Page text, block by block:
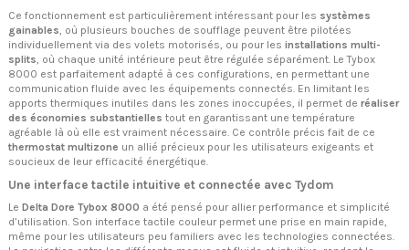
Ce fonctionnement est particulièrement intéressant pour les systèmes
gainables, où plusieurs bouches de soufflage peuvent être pilotées
individuellement via des volets motorisés, ou pour les installations multi-
splits, où chaque unité intérieure peut être régulée séparément. Le Tybox
8000 est parfaitement adapté à ces configurations, en permettant une
communication fluide avec les équipements connectés. En limitant les
apports thermiques inutiles dans les zones inoccupées, il permet de réaliser
des économies substantielles tout en garantissant une température
agréable là où elle est vraiment nécessaire. Ce contrôle précis fait de ce
thermostat multizone un allié précieux pour les utilisateurs exigeants et
soucieux de leur efficacité énergétique.
Une interface tactile intuitive et connectée avec Tydom
Le Delta Dore Tybox 8000 a été pensé pour allier performance et simplicité
d’utilisation. Son interface tactile couleur permet une prise en main rapide,
même pour les utilisateurs peu familiers avec les technologies connectées.